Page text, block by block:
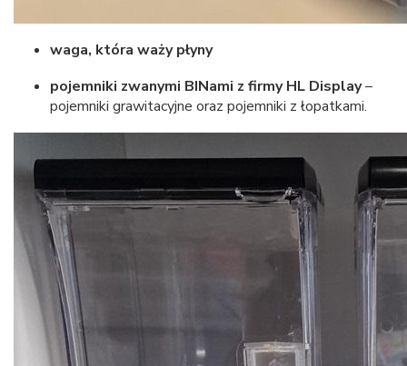
waga, która waży płyny
pojemniki zwanymi BINami z firmy HL Display–
pojemniki grawitacyjne oraz pojemniki z łopatkami.